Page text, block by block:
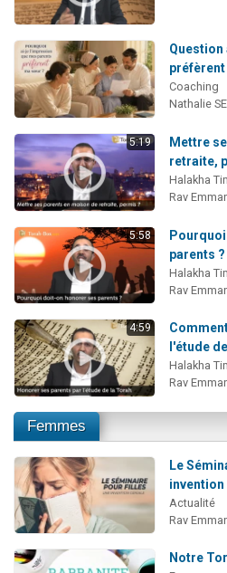
Question
Coaching
Nathalie
5:19
Mettre
retraite,
Halakha
Rav
5:58
parents ?
Halakha
Rav
4:59
l'étude
Halakha
Rav
Femmes
Le
Actualité
Rav
Notre